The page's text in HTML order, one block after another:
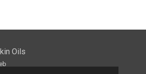
Oils